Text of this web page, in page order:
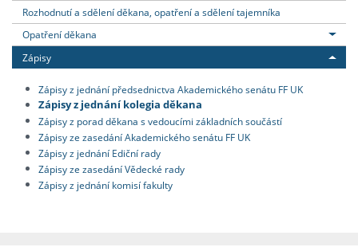
Rozhodnutí a sdělení děkana, opatření a sdělení tajemníka
Opatření děkana
Zápisy
Zápisy z jednání předsednictva Akademického senátu FF UK
Zápisy z jednání kolegia děkana
Zápisy z porad děkana s vedoucími základních součástí
Zápisy ze zasedání Akademického senátu FF UK
Zápisy z jednání Ediční rady
Zápisy ze zasedání Vědecké rady
Zápisy z jednání komisí fakulty